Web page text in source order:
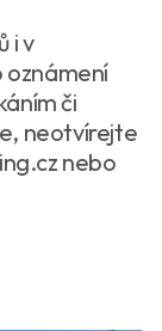
i v
oznámení
či
neotvírejte
nebo